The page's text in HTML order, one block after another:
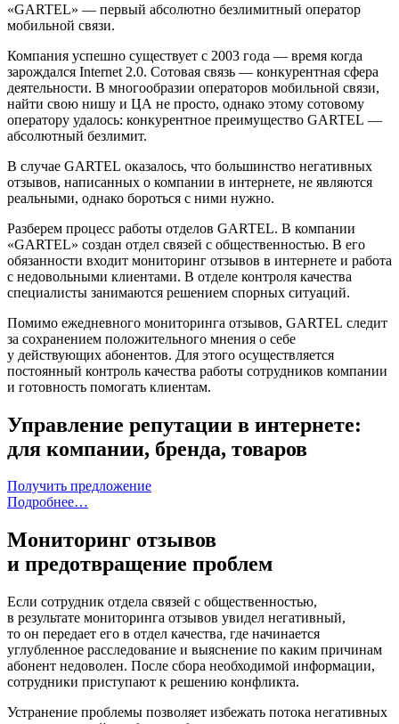
«GARTEL» — первый абсолютно безлимитный оператор
мобильной связи.
Компания успешно существует с 2003 года — время когда
зарождался Internet 2.0. Сотовая связь — конкурентная сфера
деятельности. В многообразии операторов мобильной связи,
найти свою нишу и ЦА не просто, однако этому сотовому
оператору удалось: конкурентное преимущество GARTEL —
абсолютный безлимит.
В случае GARTEL оказалось, что большинство негативных
отзывов, написанных о компании в интернете, не являются
реальными, однако бороться с ними нужно.
Разберем процесс работы отделов GARTEL. В компании
«GARTEL» создан отдел связей с общественностью. В его
обязанности входит мониторинг отзывов в интернете и работа
с недовольными клиентами. В отделе контроля качества
специалисты занимаются решением спорных ситуаций.
Помимо ежедневного мониторинга отзывов, GARTEL следит
за сохранением положительного мнения о себе
у действующих абонентов. Для этого осуществляется
постоянный контроль качества работы сотрудников компании
и готовность помогать клиентам.
Управление репутации в интернете:
для компании, бренда, товаров
Получить предложение
Подробнее…
Мониторинг отзывов
и предотвращение проблем
Если сотрудник отдела связей с общественностью,
в результате мониторинга отзывов увидел негативный,
то он передает его в отдел качества, где начинается
углубленное расследование и выяснение по каким причинам
абонент недоволен. После сбора необходимой информации,
сотрудники приступают к решению конфликта.
Устранение проблемы позволяет избежать потока негативных